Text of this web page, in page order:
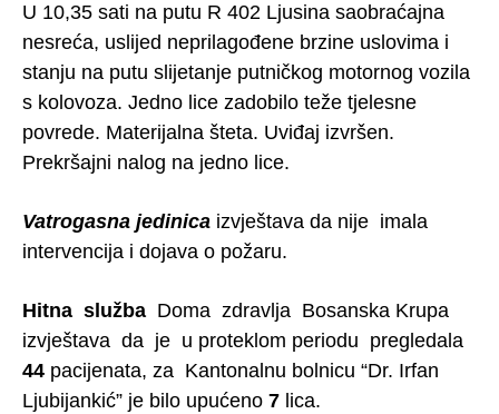
U 10,35 sati na putu R 402 Ljusina saobraćajna
nesreća, uslijed neprilagođene brzine uslovima i
stanju na putu slijetanje putničkog motornog vozila
s kolovoza. Jedno lice zadobilo teže tjelesne
povrede. Materijalna šteta. Uviđaj izvršen.
Prekršajni nalog na jedno lice.
Vatrogasna jedinica izvještava da nije imala
intervencija i dojava o požaru.
Hitna služba Doma zdravlja Bosanska Krupa
izvještava da je u proteklom periodu pregledala
44 pacijenata, za Kantonalnu bolnicu “Dr. Irfan
Ljubijankić” je bilo upućeno 7 lica.